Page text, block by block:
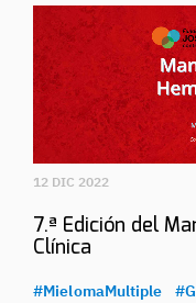
12 DIC 2022
7.ª Edición del
Clínica
#MielomaMultiple